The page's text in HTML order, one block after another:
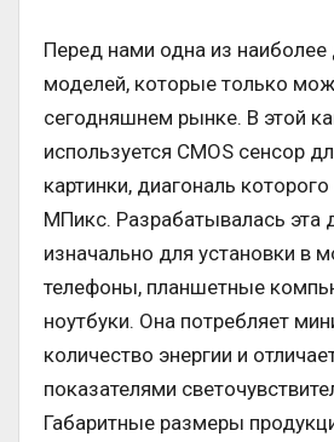
Перед нами одна из
моделей, которые только
сегодняшнем рынке. В этой
используется CMOS сенсор
картинки, диагональ
МПикс. Разрабатывалась эта
изначально для установки в
телефоны, планшетные
ноутбуки. Она потребляет
количество энергии и
показателями
Габаритные размеры